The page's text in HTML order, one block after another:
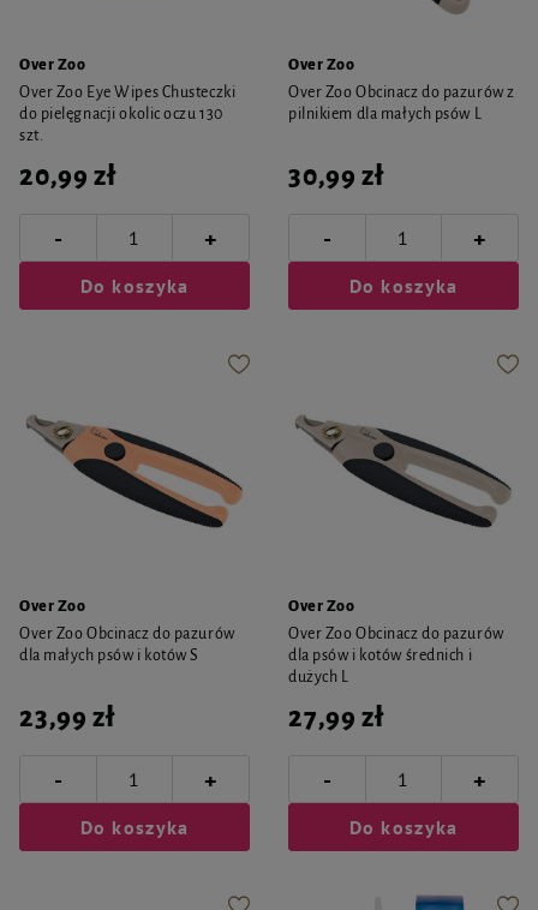
Over Zoo
Over Zoo Eye Wipes Chusteczki
do pielęgnacji okolic oczu 130
szt.
20,99 zł
- +
Do koszyka
Over Zoo
Over Zoo Obcinacz do pazurów z
pilnikiem dla małych psów L
30,99 zł
- +
Do koszyka
Over Zoo
Over Zoo Obcinacz do pazurów
dla małych psów i kotów S
23,99 zł
- +
Do koszyka
Over Zoo
Over Zoo Obcinacz do pazurów
dla psów i kotów średnich i
dużych L
27,99 zł
- +
Do koszyka